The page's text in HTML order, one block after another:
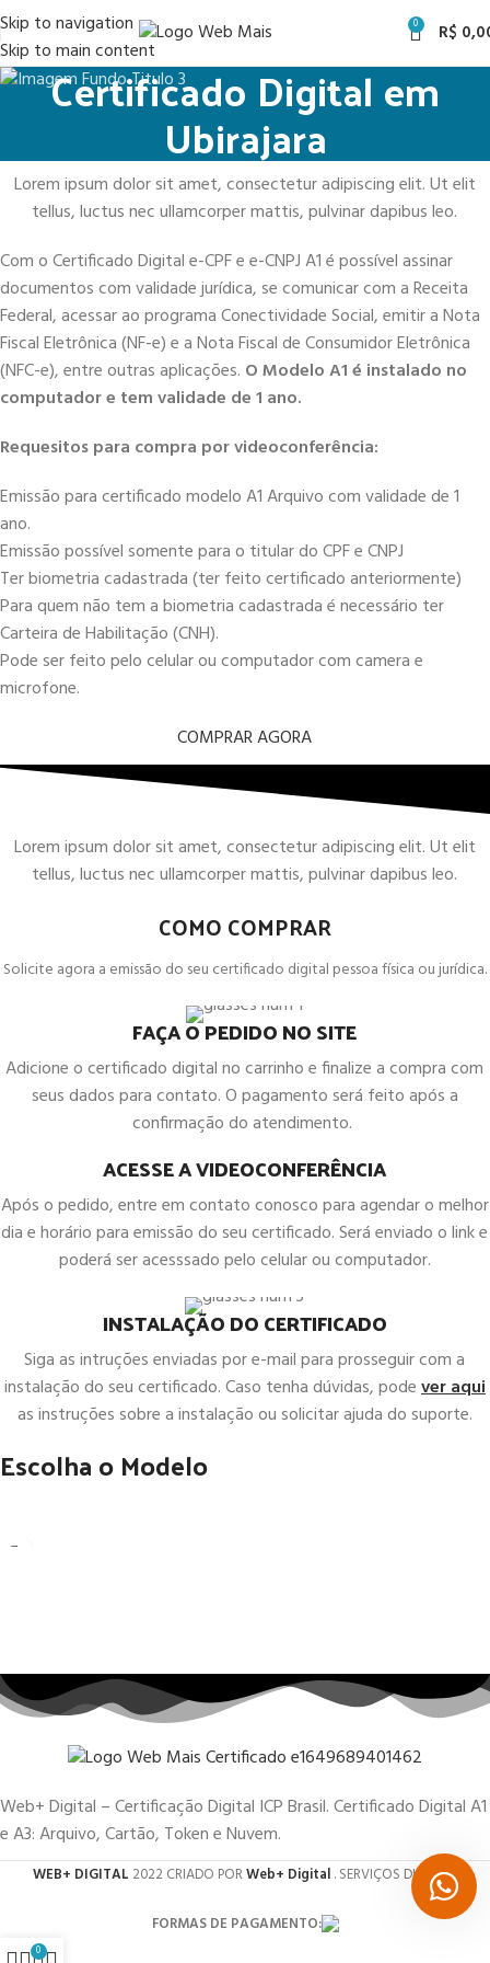
Skip to navigation
Skip to main content
0 R$
Certificado Digital em
Ubirajara
Lorem ipsum dolor sit amet, consectetur adipiscing elit. Ut elit
tellus, luctus nec ullamcorper mattis, pulvinar dapibus leo.
Com o Certificado Digital e-CPF e e-CNPJ A1 é possível assinar
documentos com validade jurídica, se comunicar com a Receita
Federal, acessar ao programa Conectividade Social, emitir a Nota
Fiscal Eletrônica (NF-e) e a Nota Fiscal de Consumidor Eletrônica
(NFC-e), entre outras aplicações. O Modelo A1 é instalado no
computador e tem validade de 1 ano.
Requesitos para compra por videoconferência:
Emissão para certificado modelo A1 Arquivo com validade de 1
ano.
Emissão possível somente para o titular do CPF e CNPJ
Ter biometria cadastrada (ter feito certificado anteriormente)
Para quem não tem a biometria cadastrada é necessário ter
Carteira de Habilitação (CNH).
Pode ser feito pelo celular ou computador com camera e
microfone.
COMPRAR AGORA
Lorem ipsum dolor sit amet, consectetur adipiscing elit. Ut elit
tellus, luctus nec ullamcorper mattis, pulvinar dapibus leo.
COMO COMPRAR
Solicite agora a emissão do seu certificado digital pessoa física ou jurídica.
FAÇA O PEDIDO NO SITE
Adicione o certificado digital no carrinho e finalize a compra com
seus dados para contato. O pagamento será feito após a
confirmação do atendimento.
ACESSE A VIDEOCONFERÊNCIA
Após o pedido, entre em contato conosco para agendar o melhor
dia e horário para emissão do seu certificado. Será enviado o link e
poderá ser acesssado pelo celular ou computador.
INSTALAÇÃO DO CERTIFICADO
Siga as intruções enviadas por e-mail para prosseguir com a
instalação do seu certificado. Caso tenha dúvidas, podever aqui
as instruções sobre a instalação ou solicitar ajuda do suporte.
Escolha o Modelo
Web+ Digital – Certificação Digital ICP Brasil. Certificado Digital A1
e A3: Arquivo, Cartão, Token e Nuvem.
WEB+ DIGITAL 2022 CRIADO PORWeb+ Digital. SERVIÇOS DIGITAIS.
FORMAS DE PAGAMENTO:
0